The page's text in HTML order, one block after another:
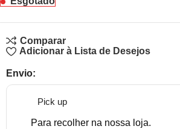
Comparar
Adicionar à Lista de Desejos
Envio:
Pick up
Para recolher na nossa loja.